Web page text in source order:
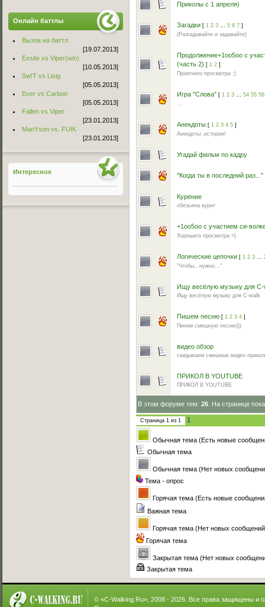
Приколы с 1 апреля)
Загадки [ 1 2 3 … 5 6 7 ]
(Разгадывайте и задавайте)
Продолжение+1оо5оо с
(часть 2) [ 1 2 ]
Приятного просмотра ;)
Игра "Слова" [ 1 2 3 … 54 55 56
...
Анекдоты [ 1 2 3 4 5 ]
Анекдоты ,истории!
Угадай фильм по кадру
"Когда ты в последний раз..."
Курение
обезьяна курит
+1оо5оо с участием си-
Хорошего просмотра =)
Логические цепочки [ 1 2 3 …
"Чтобы...нужно..."
Ищу весёлую музыку для C-
Ищу весёлую музыку для C-walk
Пишем песню [ 1 2 3 4 ]
Пинем смешную песню)))
видео обзор
скидываем смешные видео
ПРИКОЛ В YOUTUBE
ПРИКОЛ В YOUTUBE
В этом форуме тем: 26 . На странице
Страница 1 из 1 1
Обычная тема (Есть новые
Обычная тема
Обычная тема (Нет новых
Тема - опрос
Горячая тема (Есть новые
Важная тема
Горячая тема (Нет новых
Горячая тема
Закрытая тема (Нет новых
Закрытая тема
Онлайн баттлы
Вызов на баттл
[19.07.2013]
Exsite vs Viper(win)
[10.05.2013]
Sw!T vs Lisig
[05.05.2013]
Ever vs Carbon
[05.05.2013]
Fallen vs Viper
[23.01.2013]
ManYson vs. FUIK
[23.01.2013]
Интересное
© «C-Walking.Ru», 2008 - 2026. Все права защищены и